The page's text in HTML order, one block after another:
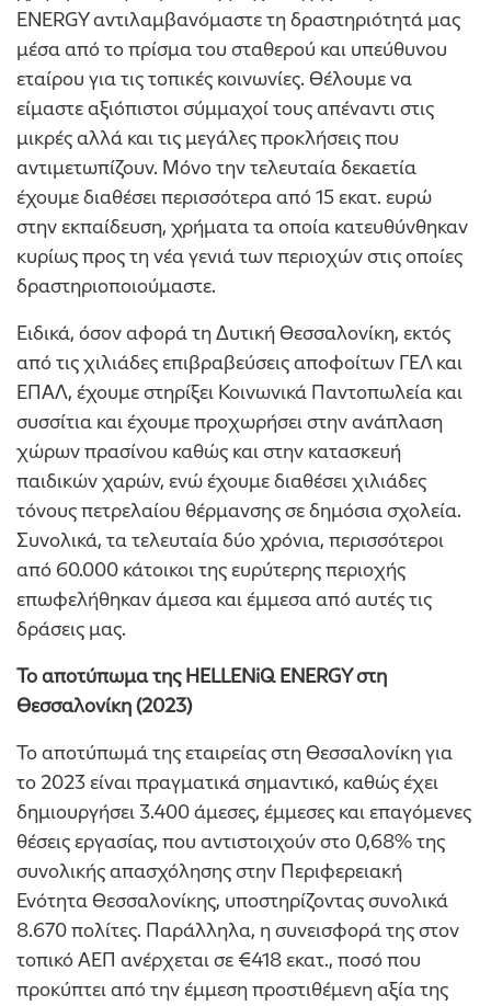
ENERGY αντιλαμβανόμαστε τη δραστηριότητά μας
μέσα από το πρίσμα του σταθερού και υπεύθυνου
εταίρου για τις τοπικές κοινωνίες. Θέλουμε να
είμαστε αξιόπιστοι σύμμαχοί τους απέναντι στις
μικρές αλλά και τις μεγάλες προκλήσεις που
αντιμετωπίζουν. Μόνο την τελευταία δεκαετία
έχουμε διαθέσει περισσότερα από 15 εκατ. ευρώ
στην εκπαίδευση, χρήματα τα οποία κατευθύνθηκαν
κυρίως προς τη νέα γενιά των περιοχών στις οποίες
δραστηριοποιούμαστε.
Ειδικά, όσον αφορά τη Δυτική Θεσσαλονίκη, εκτός
από τις χιλιάδες επιβραβεύσεις αποφοίτων ΓΕΛ και
ΕΠΑΛ, έχουμε στηρίξει Κοινωνικά Παντοπωλεία και
συσσίτια και έχουμε προχωρήσει στην ανάπλαση
χώρων πρασίνου καθώς και στην κατασκευή
παιδικών χαρών, ενώ έχουμε διαθέσει χιλιάδες
τόνους πετρελαίου θέρμανσης σε δημόσια σχολεία.
Συνολικά, τα τελευταία δύο χρόνια, περισσότεροι
από 60.000 κάτοικοι της ευρύτερης περιοχής
επωφελήθηκαν άμεσα και έμμεσα από αυτές τις
δράσεις μας.
Το αποτύπωμα τηςHELLENiQ ENERGYστη
Θεσσαλονίκη (2023)
Το αποτύπωμά της εταιρείας στη Θεσσαλονίκη για
το 2023 είναι πραγματικά σημαντικό, καθώς έχει
δημιουργήσει 3.400 άμεσες, έμμεσες και επαγόμενες
θέσεις εργασίας, που αντιστοιχούν στο 0,68% της
συνολικής απασχόλησης στην Περιφερειακή
Ενότητα Θεσσαλονίκης, υποστηρίζοντας συνολικά
8.670 πολίτες. Παράλληλα, η συνεισφορά της στον
τοπικό ΑΕΠ ανέρχεται σε €418 εκατ., ποσό που
προκύπτει από την έμμεση προστιθέμενη αξία της